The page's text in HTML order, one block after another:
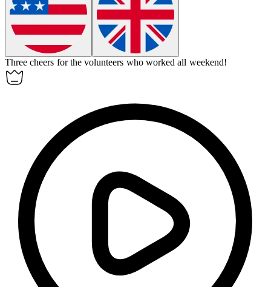
Three cheers for the volunteers who worked all weekend!